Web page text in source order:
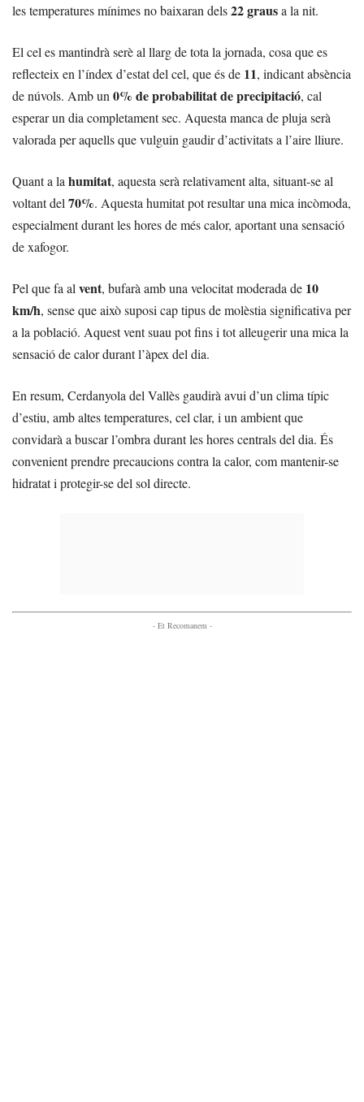
les temperatures mínimes no baixaran dels22 grausa la nit.
El cel es mantindrà serè al llarg de tota la jornada, cosa que es
reflecteix en l’índex d’estat del cel, que és de 11, indicant absència
de núvols. Amb un0% de probabilitat de precipitació, cal
esperar un dia completament sec. Aquesta manca de pluja serà
valorada per aquells que vulguin gaudir d’activitats a l’aire lliure.
Quant a lahumitat, aquesta serà relativament alta, situant-se al
voltant del70%. Aquesta humitat pot resultar una mica incòmoda,
especialment durant les hores de més calor, aportant una sensació
de xafogor.
Pel que fa alvent, bufarà amb una velocitat moderada de 10
km/h, sense que això suposi cap tipus de molèstia significativa per
a la població. Aquest vent suau pot fins i tot alleugerir una mica la
sensació de calor durant l’àpex del dia.
En resum, Cerdanyola del Vallès gaudirà avui d’un clima típic
d’estiu, amb altes temperatures, cel clar, i un ambient que
convidarà a buscar l’ombra durant les hores centrals del dia. És
convenient prendre precaucions contra la calor, com mantenir-se
hidratat i protegir-se del sol directe.
- Et Recomanem -